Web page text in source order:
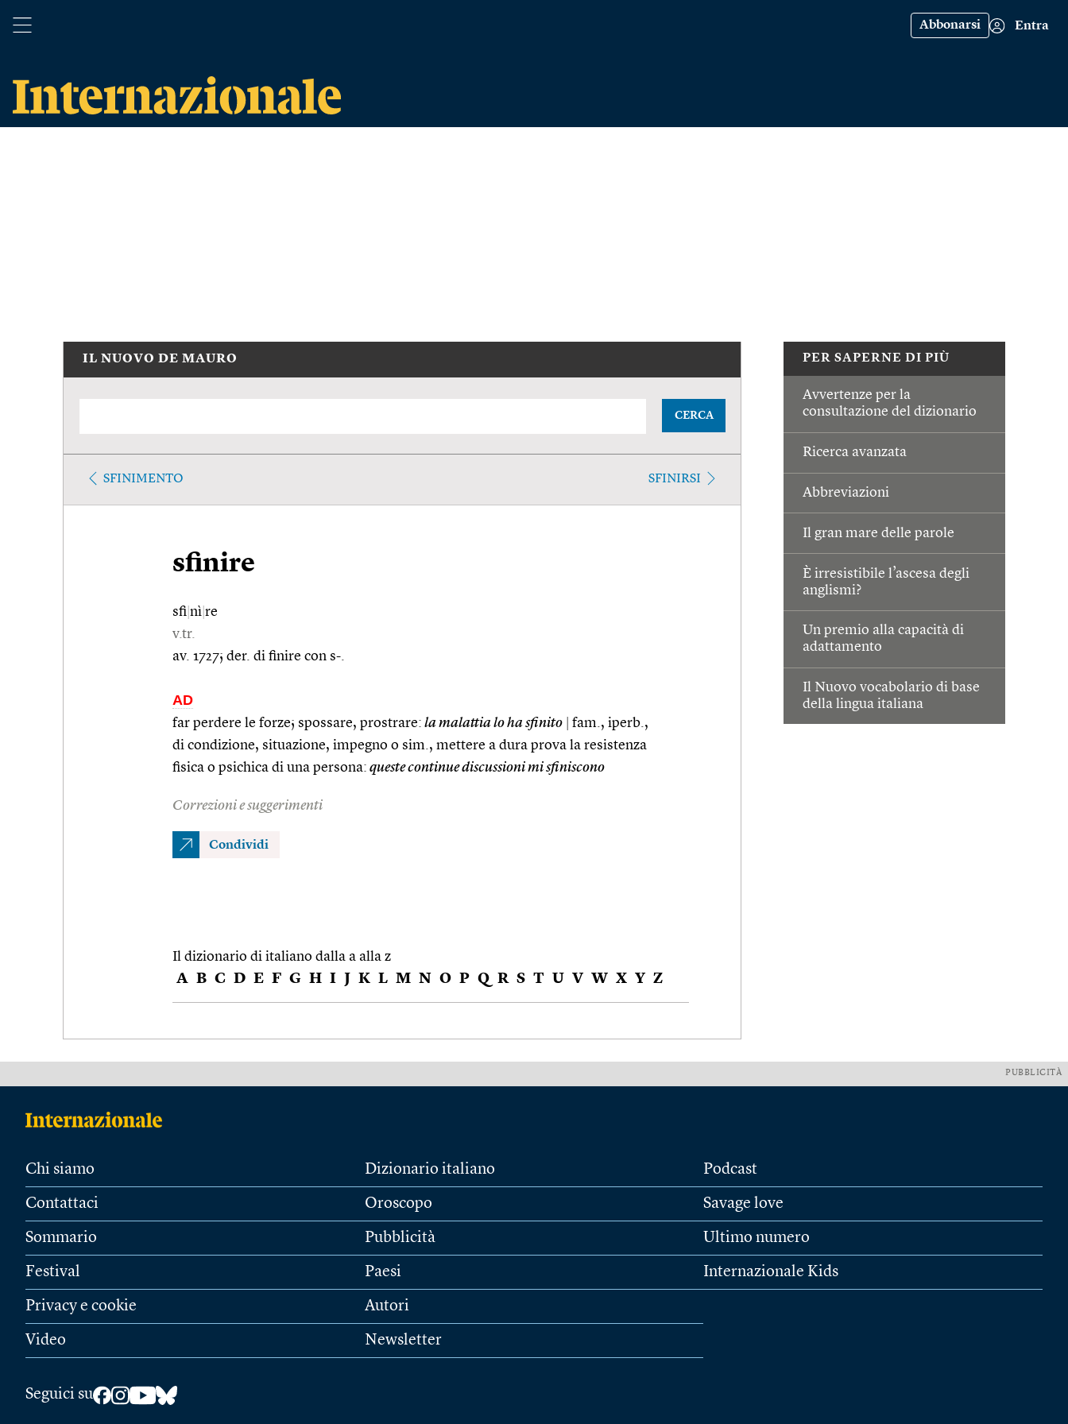
Abbonarsi Entra
PER SAPERNE DI PIÙ
Avvertenze per la
consultazione del dizionario
Ricerca avanzata
Abbreviazioni
Il gran mare delle parole
È irresistibile l’ascesa degli
anglismi?
Un premio alla capacità di
adattamento
Il Nuovo vocabolario di base
della lingua italiana
IL NUOVO DE MAURO
CERCA
SFINIMENTO SFINIRSI
sfinire
sfi nì re
v.tr.
av. 1727; der. di finire con s-.
AD
far perdere le forze; spossare, prostrare: la malattia lo ha sfinito
fam., iperb.,
di condizione, situazione, impegno o sim., mettere a dura prova la resistenza
fisica o psichica di una persona: queste continue discussioni mi sfiniscono
Correzioni e suggerimenti
Condividi
Il dizionario di italiano dalla a alla z
A B C D E F G H I J K L M N O P Q R S T U V W X Y Z
PUBBLICITÀ
Chi siamo
Contattaci
Sommario
Festival
Privacy e cookie
Video
Dizionario italiano
Oroscopo
Pubblicità
Paesi
Autori
Newsletter
Podcast
Savage love
Ultimo numero
Internazionale Kids
Seguici su